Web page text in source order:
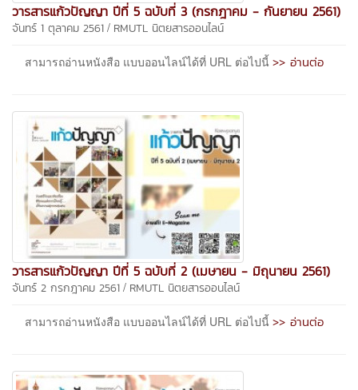
วารสารแก้วปัญญา ปีที่ 5 ฉบับที่ 3 (กรกฎาคม - กันยายน 2561)
จันทร์ 1 ตุลาคม 2561 / RMUTL นิตยสารออนไลน์
สามารถอ่านหนังสือ แบบออนไลน์ได้ที่ URL ต่อไปนี้ >> อ่านต่อ
วารสารแก้วปัญญา ปีที่ 5 ฉบับที่ 2 (เมษายน - มิถุนายน 2561)
จันทร์ 2 กรกฎาคม 2561 / RMUTL นิตยสารออนไลน์
สามารถอ่านหนังสือ แบบออนไลน์ได้ที่ URL ต่อไปนี้ >> อ่านต่อ